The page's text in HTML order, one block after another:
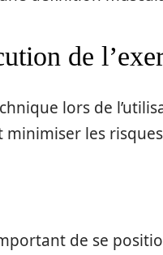
de
lors de
les
de se